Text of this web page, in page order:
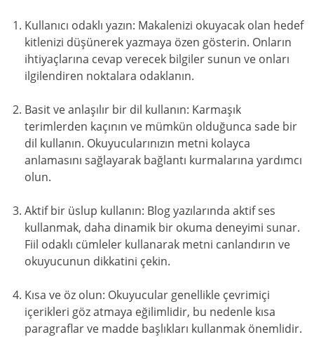
Kullanıcı odaklı yazın: Makalenizi okuyacak olan hedef
kitlenizi düşünerek yazmaya özen gösterin. Onların
ihtiyaçlarına cevap verecek bilgiler sunun ve onları
ilgilendiren noktalara odaklanın.
Basit ve anlaşılır bir dil kullanın: Karmaşık
terimlerden kaçının ve mümkün olduğunca sade bir
dil kullanın. Okuyucularınızın metni kolayca
anlamasını sağlayarak bağlantı kurmalarına yardımcı
olun.
Aktif bir üslup kullanın: Blog yazılarında aktif ses
kullanmak, daha dinamik bir okuma deneyimi sunar.
Fiil odaklı cümleler kullanarak metni canlandırın ve
okuyucunun dikkatini çekin.
Kısa ve öz olun: Okuyucular genellikle çevrimiçi
içerikleri göz atmaya eğilimlidir, bu nedenle kısa
paragraflar ve madde başlıkları kullanmak önemlidir.